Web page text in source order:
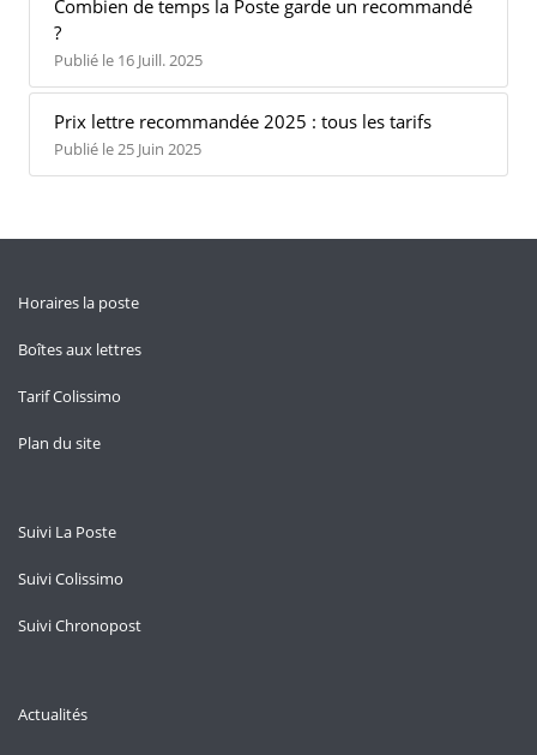
Combien de temps la Poste garde un recommandé
?
Publié le 16 Juill. 2025
Prix lettre recommandée 2025 : tous les tarifs
Publié le 25 Juin 2025
Horaires la poste
Boîtes aux lettres
Tarif Colissimo
Plan du site
Suivi La Poste
Suivi Colissimo
Suivi Chronopost
Actualités